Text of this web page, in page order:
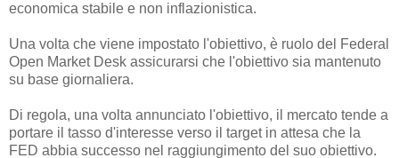
economica stabile e non inflazionistica.
Una volta che viene impostato l'obiettivo, è ruolo del Federal
Open Market Desk assicurarsi che l'obiettivo sia mantenuto
su base giornaliera.
Di regola, una volta annunciato l'obiettivo, il mercato tende a
portare il tasso d'interesse verso il target in attesa che la
FED abbia successo nel raggiungimento del suo obiettivo.